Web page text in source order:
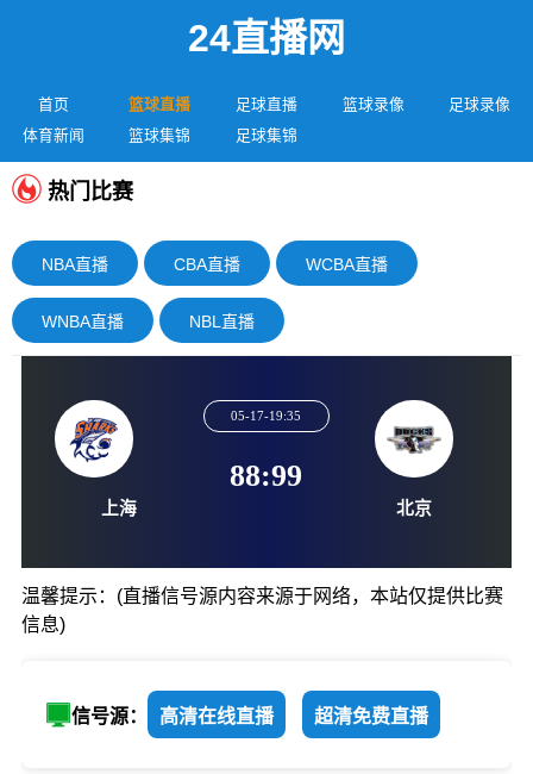
24直播网
首页 篮球直播 足球直播 篮球录像
足球录像
体育新闻
篮球集锦 足球集锦
热门比赛
NBA直播 CBA直播 WCBA直播
WNBA直播 NBL直播
88:99
温馨提示：(直播信号源内容来源于网络，本站仅提供比赛
信息)
信号源： 高清在线直播 超清免费直播